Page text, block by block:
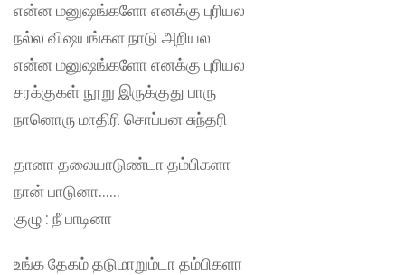
என்ன மனுஷங்களோ எனக்கு புரியல
நல்ல விஷயங்கள நாடு அறியல
என்ன மனுஷங்களோ எனக்கு புரியல
சரக்குகள் நூறு இருக்குது பாரு
நானொரு மாதிரி சொப்பன சுந்தரி
தானா தலையாடுண்டா தம்பிகளா
நான் பாடுனா……
குழு : நீ பாடினா
உங்க தேகம் தடுமாறும்டா தம்பிகளா